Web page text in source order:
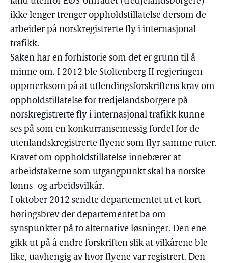
ikke lenger trenger oppholdstillatelse dersom de
arbeider på norskregistrerte fly i internasjonal
trafikk.
Saken har en forhistorie som det er grunn til å
minne om. I 2012 ble Stoltenberg II regjeringen
oppmerksom på at utlendingsforskriftens krav om
oppholdstillatelse for tredjelandsborgere på
norskregistrerte fly i internasjonal trafikk kunne
ses på som en konkurransemessig fordel for de
utenlandskregistrerte flyene som flyr samme ruter.
Kravet om oppholdstillatelse innebærer at
arbeidstakerne som utgangpunkt skal ha norske
lønns- og arbeidsvilkår.
I oktober 2012 sendte departementet ut et kort
høringsbrev der departementet ba om
synspunkter på to alternative løsninger. Den ene
gikk ut på å endre forskriften slik at vilkårene ble
like, uavhengig av hvor flyene var registrert. Den